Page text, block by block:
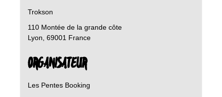
Trokson
110 Montée de la grande côte
Lyon 69001 France
ORGANISATEUR
Les Pentes Booking